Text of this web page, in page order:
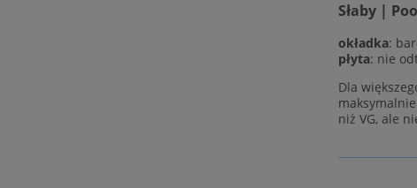
Słaby |
okładka:
płyta: nie
Dla
niż VG, ale